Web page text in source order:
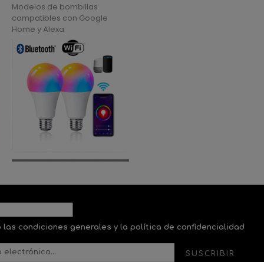
Modelos de bombillas
compatibles con Google
Home y Alexa
las condiciones generales y la política de confidencialidad
SUSCRIBIR